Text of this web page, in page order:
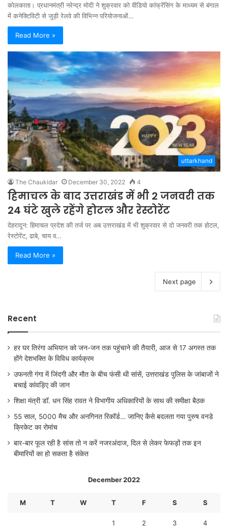
कोलकाता। प्रधानमंत्री नरेन्द्र मोदी ने शुक्रवार को वीडियो कांफ्रेंसिंग के माध्यम से बंगाल
में कनेक्टिविटी से जुड़ी रेलवे की विभिन्न परियोजनाओं…
Read More »
uttarkhand
The Chaukidar December 30, 2022 4
हिमाचल के बाद उत्तराखंड में भी 2 जनवरी तक
24 घंटे खुले रहेंगे होटल और रेस्टोरेंट
देहरादून: हिमाचल प्रदेश की तर्ज पर अब उत्तराखंड में भी शुक्रवार से दो जनवरी तक होटल,
रेस्टोरेंट, ढाबे, चाय व…
Read More »
Next page
Recent
हर घर तिरंगा अभियान को जन-जन तक पहुंचाने की तैयारी, आज से 17 अगस्त तक
होंगे देशभक्ति के विविध कार्यक्रम
उफनती गंगा में जिंदगी और मौत के बीच फंसी थी सांसें, उत्तराखंड पुलिस के जांबाजों ने
बचाई कांवड़िए की जान
शिक्षा मंत्री डॉ. धन सिंह रावत ने विभागीय अधिकारियों के साथ की समीक्षा बैठक
55 साल, 5000 मैच और अनगिनत रिकॉर्ड… जानिए कैसे बदलता गया पुरुष वनडे
क्रिकेट का रोमांच
बार-बार फूल रही है सांस तो न करें नजरअंदाज, दिल से लेकर फेफड़ों तक इन
बीमारियों का हो सकता है संकेत
December 2022
M T W T F S S
1 2 3 4